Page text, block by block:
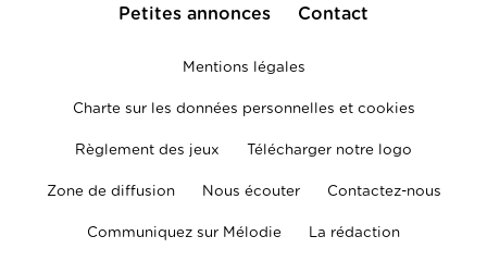
Petites annonces Contact
Mentions légales
Charte sur les données personnelles et cookies
Règlement des jeux Télécharger notre logo
Zone de diffusion Nous écouter Contactez-nous
Communiquez sur Mélodie La rédaction